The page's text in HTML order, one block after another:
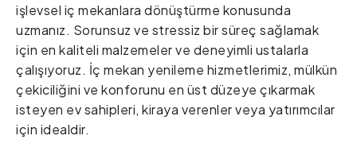
işlevsel iç mekanlara dönüştürme konusunda
uzmanız. Sorunsuz ve stressiz bir süreç sağlamak
için en kaliteli malzemeler ve deneyimli ustalarla
çalışıyoruz. İç mekan yenileme hizmetlerimiz, mülkün
çekiciliğini ve konforunu en üst düzeye çıkarmak
isteyen ev sahipleri, kiraya verenler veya yatırımcılar
için idealdir.